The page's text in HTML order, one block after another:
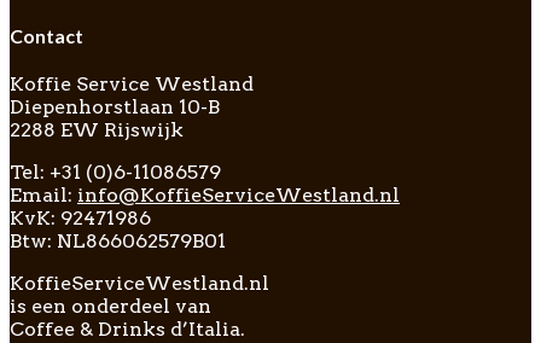
Contact
Koffie Service Westland
Diepenhorstlaan 10-B
2288 EW Rijswijk
Tel: +31 (0)6-11086579
Email: info@KoffieServiceWestland.nl
KvK: 92471986
Btw: NL866062579B01
KoffieServiceWestland.nl
is een onderdeel van
Coffee & Drinks d’Italia.